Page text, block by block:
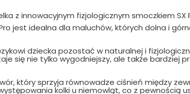
z innowacyjnym fizjologicznym smoczkiem
jest idealna dla maluchów, których dolna i
dziecka pozostać w naturalnej i
się nie tylko wygodniejszy, ale także bardziej
który sprzyja równowadze ciśnień między
kolki u niemowląt, co z pewnością